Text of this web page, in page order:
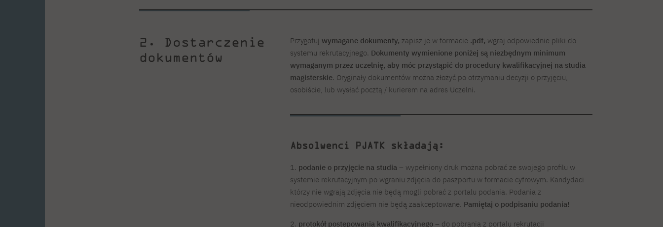
2. Dostarczenie
dokumentów
Przygotujwymagane dokumenty,zapisz je w formacie .pdf, wgraj odpowiednie pliki do
systemu rekrutacyjnego. Dokumenty wymienione poniżej są niezbędnym minimum
wymaganym przez uczelnię, aby móc przystąpić do procedury kwalifikacyjnej na studia
magisterskie. Oryginały dokumentów można złożyć po otrzymaniu decyzji o przyjęciu,
osobiście, lub wysłać pocztą / kurierem na adres Uczelni.
Absolwenci PJATK składają:
1. podanie o przyjęcie na studia – wypełniony druk można pobrać ze swojego profilu w
systemie rekrutacyjnym po wgraniu zdjęcia do paszportu w formacie cyfrowym. Kandydaci
którzy nie wgrają zdjęcia nie będą mogli pobrać z portalu podania. Podania z
nieodpowiednim zdjęciem nie będą zaakceptowane. Pamiętaj o podpisaniu podania!
2. protokół postępowania kwalifikacyjnego – do pobrania z portalu rekrutacji